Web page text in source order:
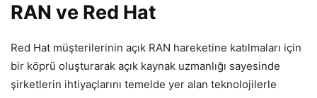
RAN ve Red Hat
Red Hat müşterilerinin açık RAN hareketine katılmaları için
bir köprü oluşturarak açık kaynak uzmanlığı sayesinde
şirketlerin ihtiyaçlarını temelde yer alan teknolojilerle